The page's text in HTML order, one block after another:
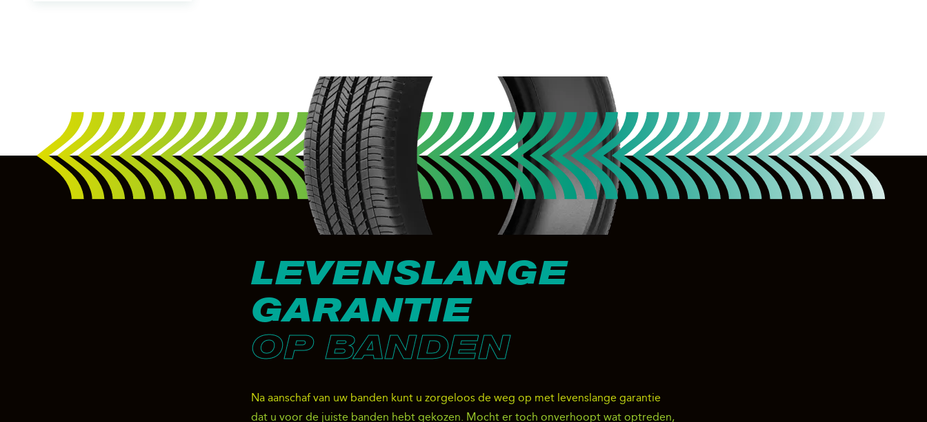
LEVENSLANGE
GARANTIE
OP BANDEN
Na aanschaf van uw banden kunt u zorgeloos de weg op met levenslange garantie
dat u voor de juiste banden hebt gekozen. Mocht er toch onverhoopt wat optreden,